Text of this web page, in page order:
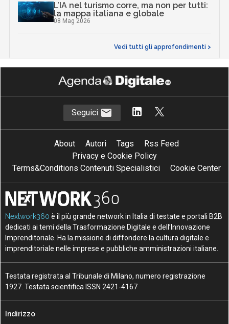
L’IA nel turismo corre, ma non per tutti:
la mappa italiana e globale
08 Mag 2026
Vedi tutti gli approfondimenti >
Seguici
About Autori Tags
Rss Feed
Privacy e Cookie Policy
Terms&Conditions Contenuti Specialistici
Cookie Center
Nextwork360 è il più grande network in Italia di testate e portali B2B
dedicati ai temi della Trasformazione Digitale e dell’Innovazione
Imprenditoriale. Ha la missione di diffondere la cultura digitale e
imprenditoriale nelle imprese e pubbliche amministrazioni italiane.
Testata registrata al Tribunale di Milano, numero registrazione
1927. Testata scientifica ISSN 2421-4167
Indirizzo